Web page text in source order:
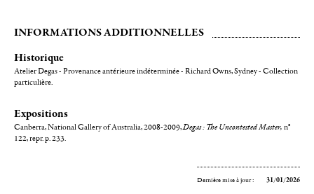
INFORMATIONS ADDITIONNELLES
Historique
Atelier Degas - Provenance antérieure indéterminée - Richard Owns, Sydney - Collection
particulière.
Expositions
Canberra, National Gallery of Australia, 2008-2009,Degas : The Uncontested Master, n°
122, repr. p. 233.
Dernière mise à jour : 31/01/2026